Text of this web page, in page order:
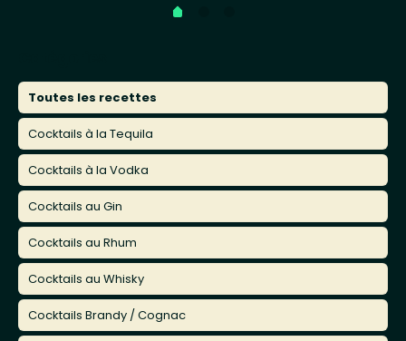
Toutes les recettes
Cocktails à la Tequila
Cocktails à la Vodka
Cocktails au Gin
Cocktails au Rhum
Cocktails au Whisky
Cocktails Brandy / Cognac